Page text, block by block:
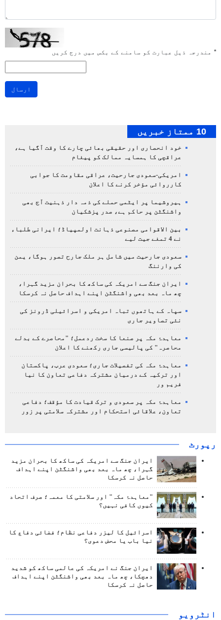
* مندرجہ ذیل عبارت کو سامنے کے بکس میں درج کریں
ارسال
10 ممتاز خبریں
خود انحصاری اور حقیقی بھائی چارے کا وقت آگیا ہے،
عراقچی کا ہمسایہ ممالک کو پیغام
امریکی-سعودی جارحیت، عراقی مقاومت کا جوابی
کارروائی مؤخر کرنے کا اعلان
ہیروشیما پر ایٹمی حملے کی ذمہ دار ذہنیت آج بھی
واشنگٹن پر حاکم ہے، صدر پزشکیان
بین الاقوامی مصنوعی ذہانت اولمپیاڈ؛ ایرانی طلباء
نے 4 تمغے جیت لیے
سعودی جارحیت میں شامل ہر ملک جارح تصور ہوگا، یمن
کی وارننگ
ایران جنگ سے امریکہ کی ساکھ کا بحران مزید گہرا،
چھ ماہ بعد بھی واشنگٹن اپنے اہداف حاصل نہ کرسکا
سپاہ کے ہاتھوں تباہ امریکی و اسرائیلی ڈرونز کی
نئی تصاویر جاری
معاہدۂ مکہ پر صنعا کا سخت ردعمل؛ "محاصرے کے بدلے
محاصرہ" کی پالیسی جاری رکھنے کا اعلان
معاہدۂ مکہ کی تفصیلات جاری؛ سعودی عرب، پاکستان
اور ترکیہ کے درمیان مشترکہ دفاعی تعاون کا نیا
فریم ور
معاہدۂ مکہ پر سعودی و ترک قیادت کا مؤقف؛ دفاعی
تعاون، علاقائی استحکام اور مشترکہ سلامتی پر زور
رپورٹ
ایران جنگ سے امریکہ کی ساکھ کا بحران مزید
گہرا، چھ ماہ بعد بھی واشنگٹن اپنے اہداف
حاصل نہ کرسکا
"معاہدۂ مکہ" اور سلامتی کا معمہ؛ صرف اتحاد
کیوں کافی نہیں؟
اسرائیل کا لیزر دفاعی نظام؛ فضائی دفاع کا
نیا باب یا محض دعوی؟
ایران جنگ نے امریکہ کی عالمی ساکھ کو شدید
دھچکا، چھ ماہ بعد بھی واشنگٹن اپنے اہداف
حاصل نہ کرسکا
انٹرويو